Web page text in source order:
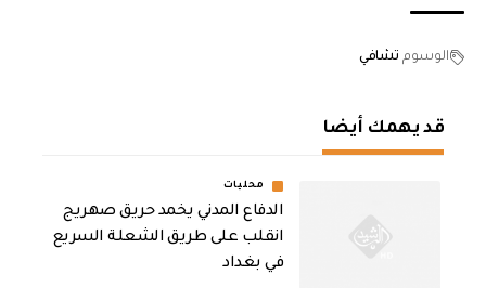
الوسوم تشافي
قد يهمك أيضا
محليات
الدفاع المدني يخمد حريق صهريج
انقلب على طريق الشعلة السريع
في بغداد